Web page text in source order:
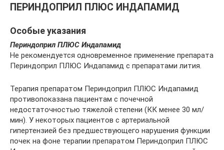
ПЕРИНДОПРИЛ ПЛЮС ИНДАПАМИД
Особые указания
Периндоприл ПЛЮС Индапамид
Не рекомендуется одновременное применение препарата
Периндоприл ПЛЮС Индапамид с препаратами лития.
Терапия препаратом Периндоприл ПЛЮС Индапамид
противопоказана пациентам с почечной
недостаточностью тяжелой степени (КК менее 30 мл/
мин). У некоторых пациентов с артериальной
гипертензией без предшествующего нарушения функции
почек на фоне терапии препаратом Периндоприл ПЛЮС